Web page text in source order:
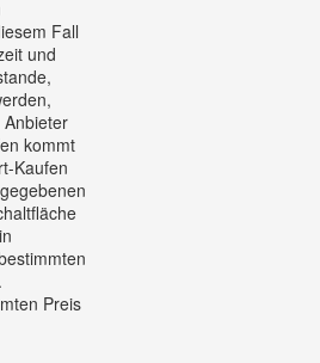
Fall
und
kommt
Kaufen
Preis